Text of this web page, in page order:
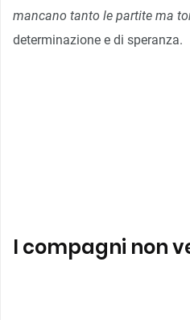
mancano tanto le partite ma
determinazione e di speranza.
I compagni non